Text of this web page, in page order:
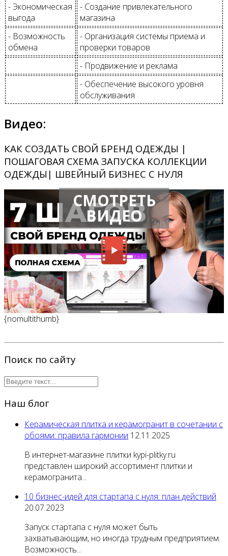
- Экономическая
выгода
- Создание привлекательного
магазина
- Возможность
обмена
- Организация системы приема и
проверки товаров
- Продвижение и реклама
- Обеспечение высокого уровня
обслуживания
Видео:
КАК СОЗДАТЬ СВОЙ БРЕНД ОДЕЖДЫ |
ПОШАГОВАЯ СХЕМА ЗАПУСКА КОЛЛЕКЦИИ
ОДЕЖДЫ| ШВЕЙНЫЙ БИЗНЕС С НУЛЯ
СМОТРЕТЬ
ВИДЕО
{nomultithumb}
Поиск по сайту
Наш блог
Керамическая плитка и керамогранит в сочетании с
обоями: правила гармонии 12.11.2025
В интернет-магазине плитки kypi-plitky.ru
представлен широкий ассортимент плитки и
керамогранита...
10 бизнес-идей для стартапа с нуля: план действий
20.07.2023
Запуск стартапа с нуля может быть
захватывающим, но иногда трудным предприятием.
Возможность...